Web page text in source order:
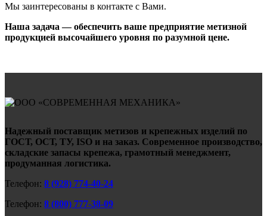
Мы заинтересованы в контакте с Вами.
Наша задача — обеспечить ваше предприятие метизной
продукцией высочайшего уровня по разумной цене.
Надежный поставщик метизов и крепежных изделий по
ГОСТ, ОСТ, ТУ, ISO и на заказ. Современное производство,
складские запасы крепежа, грамотный менеджмент,
продуманная логистика.
Телефон: 8 (928) 774-40-24
Телефон: 8 (800) 777-38-09